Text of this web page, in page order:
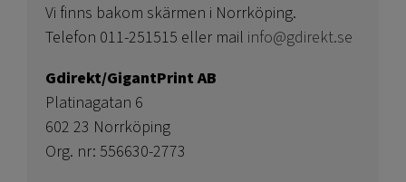
Vi finns bakom skärmen i Norrköping.
Telefon 011-251515 eller mail info@gdirekt.se
Gdirekt/GigantPrint AB
Platinagatan 6
602 23 Norrköping
Org. nr: 556630-2773